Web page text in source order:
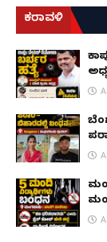
ಕರಾವಳಿ